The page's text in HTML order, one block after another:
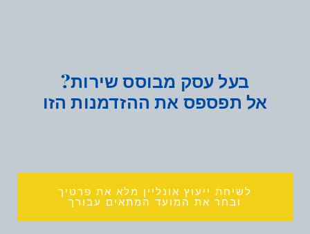
בעל עסק מבוסס שירות?
אל תפספס את ההזדמנות הזו
לשיחת ייעוץ אונליין מלא את פרטיך
ובחר את המועד המתאים עבורך